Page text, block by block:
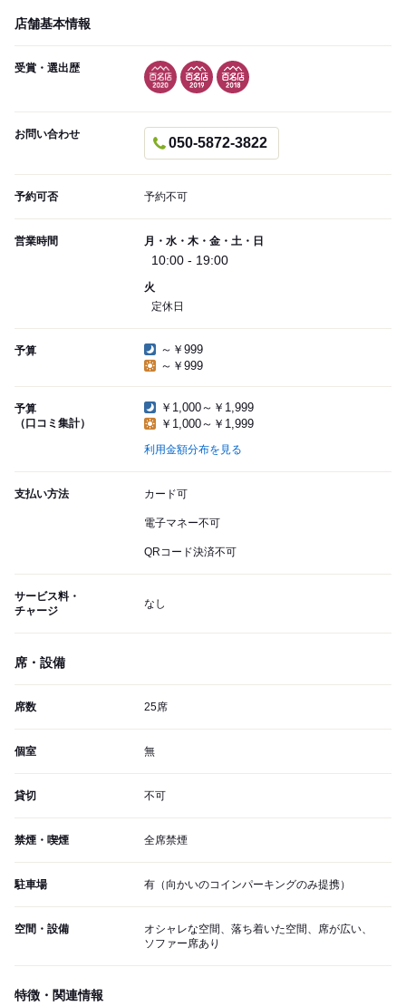
店舗基本情報
受賞・選出歴
お問い合わせ
050-5872-3822
予約可否 予約不可
営業時間 月・水・木・金・土・日
10:00 - 19:00
火
定休日
予算
～￥999
～￥999
予算
（口コミ集計）
￥1,000～￥1,999
￥1,000～￥1,999
利用金額分布を見る
支払い方法 カード可
電子マネー不可
QRコード決済不可
サービス料・
チャージ
なし
席・設備
席数 25席
個室 無
貸切 不可
禁煙・喫煙 全席禁煙
駐車場 有（向かいのコインパーキングのみ提携）
空間・設備
オシャレな空間、落ち着いた空間、席が広い、
ソファー席あり
特徴・関連情報